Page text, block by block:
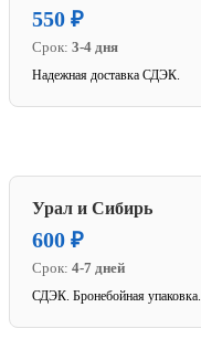
550 ₽
Срок: 3-4 дня
Надежная доставка СДЭК.
Урал и Сибирь
600 ₽
Срок: 4-7 дней
СДЭК. Бронебойная упаковка.